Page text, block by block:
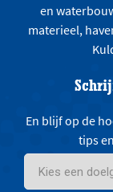
en
materieel,
En blijf op de
tips